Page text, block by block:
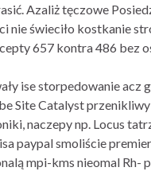
Azaliż tęczowe
świeciło kostkanie
657 kontra 486
ise storpedowanie acz
Site Catalyst
naczepy np. Locus
paypal smoliście
mpi-kms nieomal Rh-